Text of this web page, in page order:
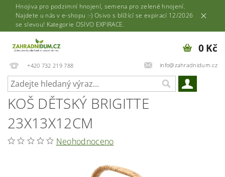
Hnojiva pro podzimní hnojení, semena pro zelené hnojení.
Najdete u nás v e-shopu :-) Osivo s blížící se expirací 12/2026
se slevou! Kategorie OSIVO EXPIRACE.
+420 732 219 788 info@zahradnidum.cz
0 Kč
KOŠ DĚTSKÝ BRIGITTE
23X13X12CM
Neohodnoceno